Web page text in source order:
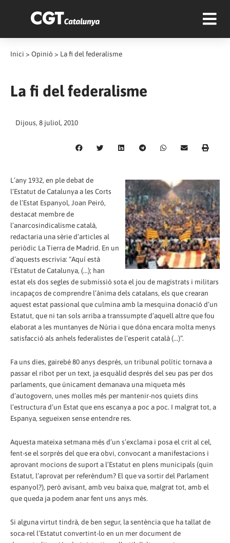
Inici > Opinió > La fi del federalisme
La fi del federalisme
Dijous, 8 juliol, 2010
L’any 1932, en ple debat de
l’Estatut de Catalunya a les Corts
de l’Estat Espanyol, Joan Peiró,
destacat membre de
l’anarcosindicalisme català,
redactaria una sèrie d’articles al
periòdic La Tierra de Madrid. En un
d’aquests escrivia: “Aquí està
l’Estatut de Catalunya, (...); han
estat els dos segles de submissió sota el jou de magistrats i militars
incapaços de comprendre l’ànima dels catalans, els que crearan
aquest estat passional que culmina amb la mesquina donació d’un
Estatut, que ni tan sols arriba a transsumpte d’aquell altre que fou
elaborat a les muntanyes de Núria i que dóna encara molta menys
satisfacció als anhels federalistes de l’esperit català (...)”.
Fa uns dies, gairebé 80 anys després, un tribunal polític tornava a
passar el ribot per un text, ja esquàlid després del seu pas per dos
parlaments, que únicament demanava una miqueta més
d’autogovern, unes molles més per mantenir-nos quiets dins
l’estructura d’un Estat que ens escanya a poc a poc. I malgrat tot, a
Espanya, segueixen sense entendre res.
Aquesta mateixa setmana més d’un s’exclama i posa el crit al cel,
fent-se el sorprès del que era obvi, convocant a manifestacions i
aprovant mocions de suport a l’Estatut en plens municipals (quin
Estatut, l’aprovat per referèndum? El que va sortir del Parlament
espanyol?), però avisant, amb veu baixa que, malgrat tot, amb el
que queda ja podem anar fent uns anys més.
Si alguna virtut tindrà, de ben segur, la sentència que ha tallat de
soca-rel l’Estatut convertint-lo en un mer document de